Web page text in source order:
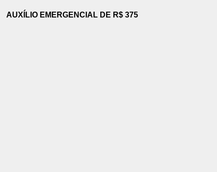
AUXÍLIO EMERGENCIAL DE R$ 375